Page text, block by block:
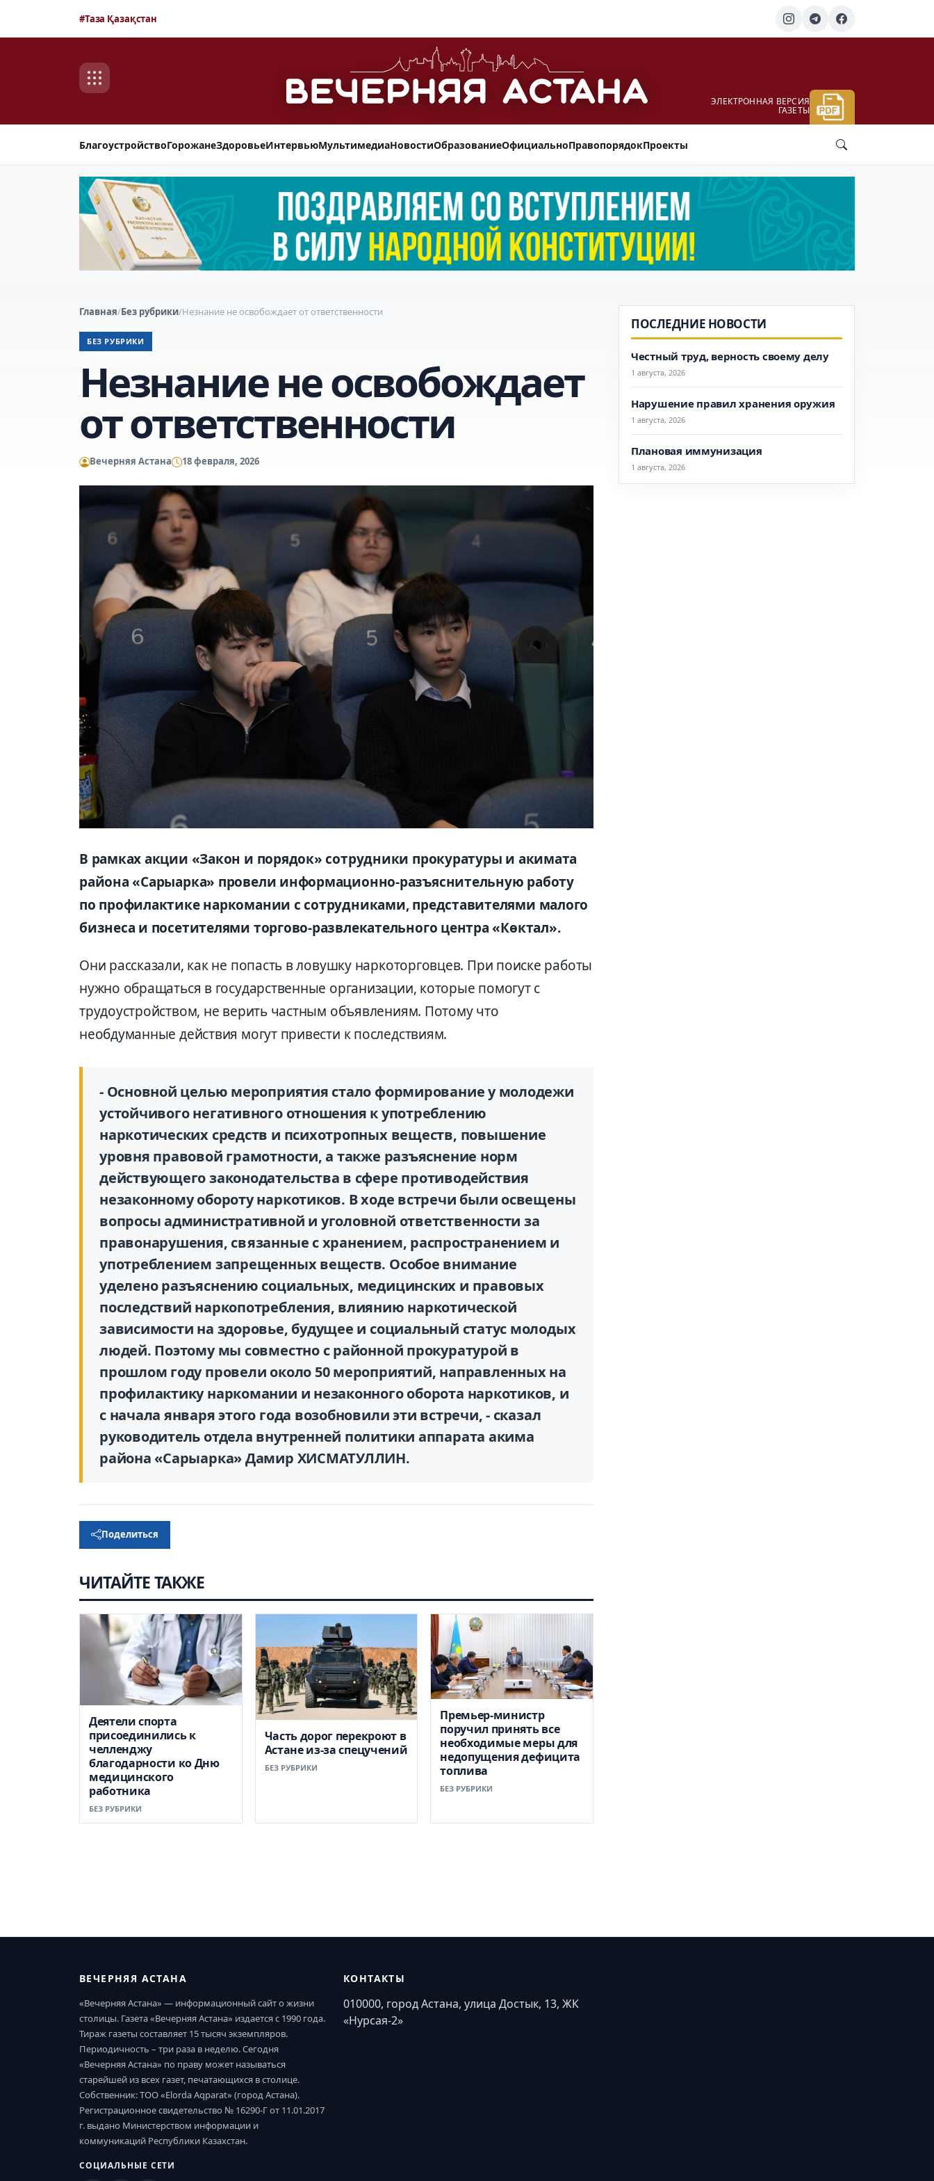
#Таза Қазақстан
ЭЛЕКТРОННАЯ ВЕРСИЯ
ГАЗЕТЫ
БлагоустройствоГорожанеЗдоровьеИнтервьюМультимедиаНовостиОбразованиеОфициальноПравопорядокПроекты
Главная/Без рубрики/Незнание не освобождает от ответственности
БЕЗ РУБРИКИ
Незнание не освобождает
от ответственности
Вечерняя Астана 18 февраля, 2026
В рамках акции «Закон и порядок» сотрудники прокуратуры и акимата
района «Сарыарка» провели информационно-разъяснительную работу
по профилактике наркомании с сотрудниками, представителями малого
бизнеса и посетителями торгово-развлекательного центра «Көктал».
Они рассказали, как не попасть в ловушку наркоторговцев. При поиске работы
нужно обращаться в государственные организации, которые помогут с
трудоустройством, не верить частным объявлениям. Потому что
необдуманные действия могут привести к последствиям.
- Основной целью мероприятия стало формирование у молодежи
устойчивого негативного отношения к употреблению
наркотических средств и психотропных веществ, повышение
уровня правовой грамотности, а также разъяснение норм
действующего законодательства в сфере противодействия
незаконному обороту наркотиков. В ходе встречи были освещены
вопросы административной и уголовной ответственности за
правонарушения, связанные с хранением, распространением и
употреблением запрещенных веществ. Особое внимание
уделено разъяснению социальных, медицинских и правовых
последствий наркопотребления, влиянию наркотической
зависимости на здоровье, будущее и социальный статус молодых
людей. Поэтому мы совместно с районной прокуратурой в
прошлом году провели около 50 мероприятий, направленных на
профилактику наркомании и незаконного оборота наркотиков, и
с начала января этого года возобновили эти встречи, - сказал
руководитель отдела внутренней политики аппарата акима
района «Сарыарка» Дамир ХИСМАТУЛЛИН.
Поделиться
ЧИТАЙТЕ ТАКЖЕ
Деятели спорта
присоединились к
челленджу
благодарности ко Дню
медицинского
работника
БЕЗ РУБРИКИ
Часть дорог перекроют в
Астане из-за спецучений
БЕЗ РУБРИКИ
Премьер-министр
поручил принять все
необходимые меры для
недопущения дефицита
топлива
БЕЗ РУБРИКИ
ПОСЛЕДНИЕ НОВОСТИ
Честный труд, верность своему делу
1 августа, 2026
Нарушение правил хранения оружия
1 августа, 2026
Плановая иммунизация
1 августа, 2026
ВЕЧЕРНЯЯ АСТАНА
«Вечерняя Астана» — информационный сайт о жизни
столицы. Газета «Вечерняя Астана» издается с 1990 года.
Тираж газеты составляет 15 тысяч экземпляров.
Периодичность – три раза в неделю. Сегодня
«Вечерняя Астана» по праву может называться
старейшей из всех газет, печатающихся в столице.
Собственник: ТОО «Elorda Aqparat» (город Астана).
Регистрационное свидетельство № 16290-Г от 11.01.2017
г. выдано Министерством информации и
коммуникаций Республики Казахстан.
СОЦИАЛЬНЫЕ СЕТИ
КОНТАКТЫ
010000, город Астана, улица Достык, 13, ЖК
«Нурсая-2»